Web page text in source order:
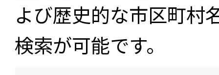
よび歴史的な市区町村
検索が可能です。